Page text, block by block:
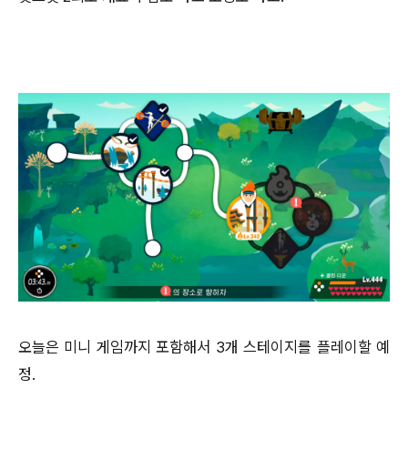
오늘은 미니 게임까지 포함해서 3개 스테이지를 플레이할 예
정.